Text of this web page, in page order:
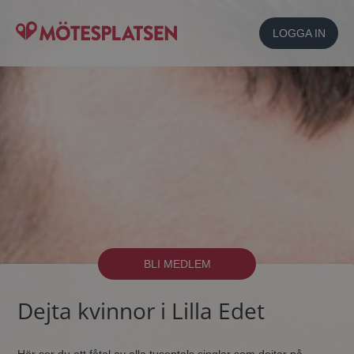
LOGGA IN
BLI MEDLEM
Dejta kvinnor i Lilla Edet